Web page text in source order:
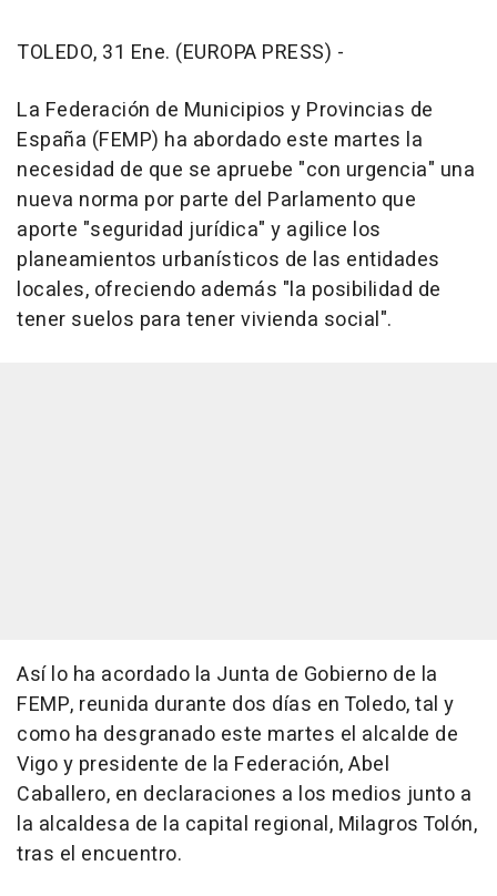
TOLEDO, 31 Ene. (EUROPA PRESS) -
La Federación de Municipios y Provincias de
España (FEMP) ha abordado este martes la
necesidad de que se apruebe "con urgencia" una
nueva norma por parte del Parlamento que
aporte "seguridad jurídica" y agilice los
planeamientos urbanísticos de las entidades
locales, ofreciendo además "la posibilidad de
tener suelos para tener vivienda social".
Así lo ha acordado la Junta de Gobierno de la
FEMP, reunida durante dos días en Toledo, tal y
como ha desgranado este martes el alcalde de
Vigo y presidente de la Federación, Abel
Caballero, en declaraciones a los medios junto a
la alcaldesa de la capital regional, Milagros Tolón,
tras el encuentro.